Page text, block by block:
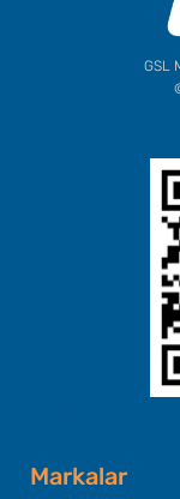
GSL
Markalar